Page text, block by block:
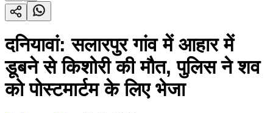
दनियावां: सलारपुर गांव में आहार में
डूबने से किशोरी की मौत, पुलिस ने शव
को पोस्टमार्टम के लिए भेजा